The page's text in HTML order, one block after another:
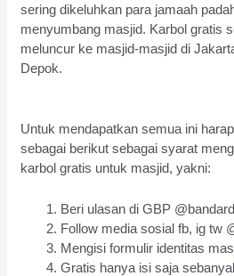
sering dikeluhkan para jamaah
menyumbang masjid. Karbol gratis
meluncur ke masjid-masjid di
Depok.
Untuk mendapatkan semua ini
sebagai berikut sebagai syarat
karbol gratis untuk masjid, yakni:
Beri ulasan di GBP
Follow media sosial fb, ig tw
Mengisi formulir identitas
Gratis hanya isi saja